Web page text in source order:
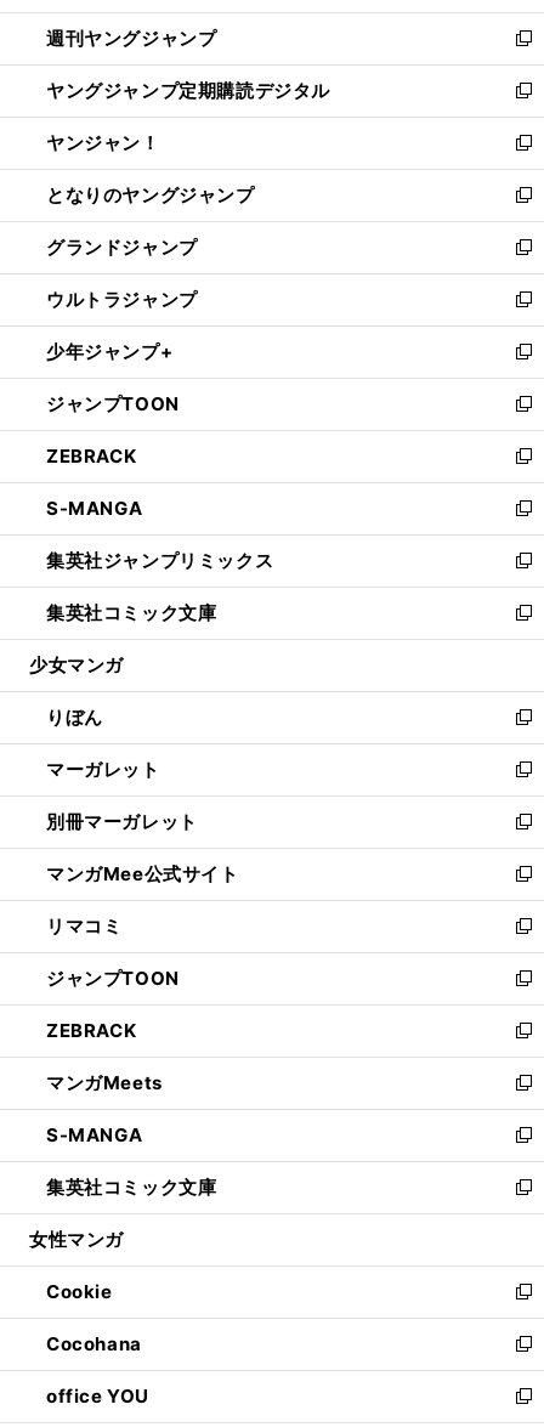
開
く
ウ
で
開
く
ン
ド
ウ
で
開
く
ウ
ィ
ン
ド
ウ
で
開
く
週刊ヤングジャンプ
新
し
い
ウ
ィ
ン
ド
ウ
で
開
く
ヤングジャンプ定期購読デジタル
新
し
い
ウ
ィ
ン
ド
ウ
で
開
く
ヤンジャン！
新
し
い
ウ
ィ
ン
ド
ウ
で
開
く
となりのヤングジャンプ
新
し
い
ウ
ィ
ン
ド
ウ
で
開
く
グランドジャンプ
新
し
い
ウ
ィ
ン
ド
ウ
で
開
く
ウルトラジャンプ
新
し
い
ウ
ィ
ン
ド
ウ
で
開
く
少年ジャンプ+
新
し
い
ウ
ィ
ン
ド
ウ
で
開
く
ジャンプTOON
新
し
い
ウ
ィ
ン
ド
ウ
で
開
ZEBRACK
新
し
い
ウ
ィ
ン
ド
ウ
開
く
S-MANGA
新
し
い
ウ
ィ
ン
ウ
で
開
く
集英社ジャンプリミックス
新
し
い
ウ
ン
ド
ウ
で
開
く
集英社コミック文庫
新
し
ウ
ィ
ン
ド
ウ
で
開
く
少女マンガ
りぼん
新
し
い
ウ
ィ
ン
ド
ウ
で
開
く
マーガレット
新
し
い
ウ
ィ
ン
ド
ウ
で
開
く
別冊マーガレット
新
し
い
ウ
ィ
ン
ド
ウ
で
開
く
マンガMee公式サイト
新
し
い
ウ
ィ
ン
ド
ウ
で
開
く
リマコミ
新
し
い
ウ
ィ
ン
ド
ウ
で
開
く
ジャンプTOON
新
し
い
ウ
ィ
ン
ド
ウ
で
開
ZEBRACK
新
し
い
ウ
ィ
ン
ド
ウ
開
く
マンガMeets
新
し
い
ウ
ィ
ン
ウ
で
開
く
S-MANGA
新
し
い
ウ
ン
ド
ウ
で
開
く
集英社コミック文庫
新
し
ウ
ィ
ン
ド
ウ
で
開
女性マンガ
Cookie
新
し
い
ウ
ィ
Cocohana
新
し
い
office YOU
新